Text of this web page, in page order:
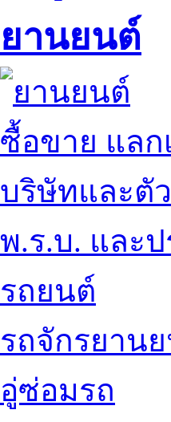
ยานยนต์
ซื้อขาย แลก
บริษัทและตั
พ.ร.บ. และ
รถยนต์
รถจักรยาน
อู่ซ่อมรถ